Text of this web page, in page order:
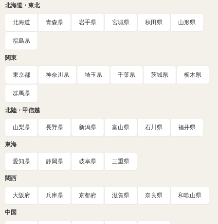
北海道・東北
北海道 青森県 岩手県 宮城県 秋田県 山形県
福島県
関東
東京都 神奈川県 埼玉県 千葉県 茨城県 栃木県
群馬県
北陸・甲信越
山梨県 長野県 新潟県 富山県 石川県 福井県
東海
愛知県 静岡県 岐阜県 三重県
関西
大阪府 兵庫県 京都府 滋賀県 奈良県 和歌山県
中国